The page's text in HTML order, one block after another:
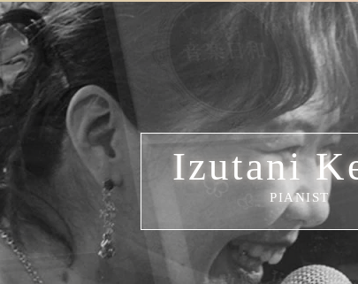
Izutani
PIANIST